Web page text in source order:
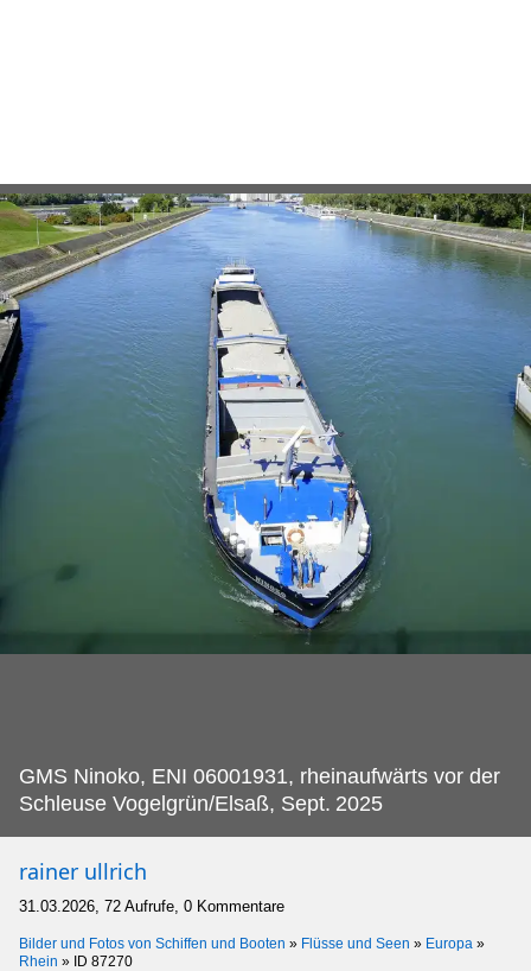
GMS Ninoko, ENI 06001931, rheinaufwärts vor der
Schleuse Vogelgrün/Elsaß, Sept. 2025
rainer ullrich
31.03.2026, 72 Aufrufe, 0 Kommentare
Bilder und Fotos von Schiffen und Booten » Flüsse und Seen » Europa »
Rhein » ID 87270